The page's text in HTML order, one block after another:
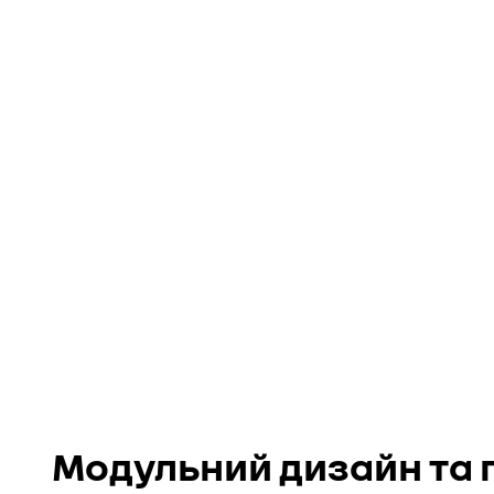
Модульний дизайн та